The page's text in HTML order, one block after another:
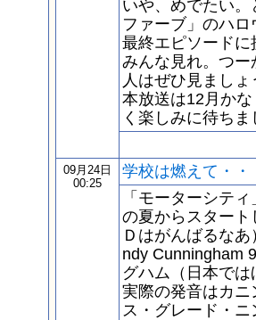
いや、めでたい
ファーブ」のハ
最終エピソード
みんな見れ。つ
人はぜひ見まし
本放送は12月か
く楽しみに待ち
09月24日
00:25
学校は燃えて・
「モーターシテ
の夏からスター
Ｄはがんばるな
ndy Cunningham
グハム（日本で
実際の発音はカ
ス・グレード・ニ